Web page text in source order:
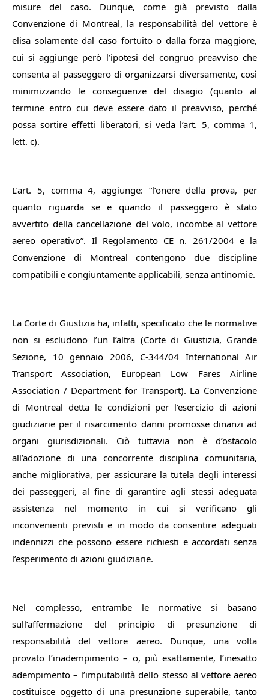
misure del caso. Dunque, come già previsto dalla
Convenzione di Montreal, la responsabilità del vettore è
elisa solamente dal caso fortuito o dalla forza maggiore,
cui si aggiunge però l’ipotesi del congruo preavviso che
consenta al passeggero di organizzarsi diversamente, così
minimizzando le conseguenze del disagio (quanto al
termine entro cui deve essere dato il preavviso, perché
possa sortire effetti liberatori, si veda l’art. 5, comma 1,
lett. c).
L’art. 5, comma 4, aggiunge: “l’onere della prova, per
quanto riguarda se e quando il passeggero è stato
avvertito della cancellazione del volo, incombe al vettore
aereo operativo”. Il Regolamento CE n. 261/2004 e la
Convenzione di Montreal contengono due discipline
compatibili e congiuntamente applicabili, senza antinomie.
La Corte di Giustizia ha, infatti, specificato che le normative
non si escludono l’un l’altra (Corte di Giustizia, Grande
Sezione, 10 gennaio 2006, C-344/04 International Air
Transport Association, European Low Fares Airline
Association / Department for Transport). La Convenzione
di Montreal detta le condizioni per l’esercizio di azioni
giudiziarie per il risarcimento danni promosse dinanzi ad
organi giurisdizionali. Ciò tuttavia non è d’ostacolo
all’adozione di una concorrente disciplina comunitaria,
anche migliorativa, per assicurare la tutela degli interessi
dei passeggeri, al fine di garantire agli stessi adeguata
assistenza nel momento in cui si verificano gli
inconvenienti previsti e in modo da consentire adeguati
indennizzi che possono essere richiesti e accordati senza
l’esperimento di azioni giudiziarie.
Nel complesso, entrambe le normative si basano
sull’affermazione del principio di presunzione di
responsabilità del vettore aereo. Dunque, una volta
provato l’inadempimento – o, più esattamente, l’inesatto
adempimento – l’imputabilità dello stesso al vettore aereo
costituisce oggetto di una presunzione superabile, tanto